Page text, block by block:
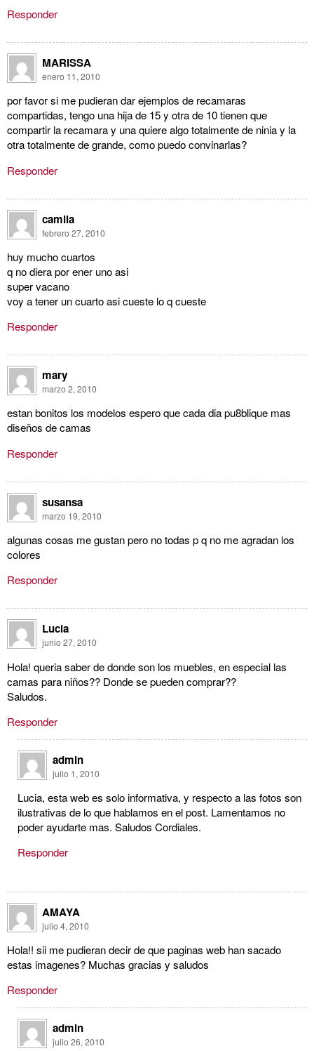
Responder
MARISSA
enero 11, 2010
por favor si me pudieran dar ejemplos de recamaras
compartidas, tengo una hija de 15 y otra de 10 tienen que
compartir la recamara y una quiere algo totalmente de ninia y la
otra totalmente de grande, como puedo convinarlas?
Responder
camila
febrero 27, 2010
huy mucho cuartos
q no diera por ener uno asi
super vacano
voy a tener un cuarto asi cueste lo q cueste
Responder
mary
marzo 2, 2010
estan bonitos los modelos espero que cada dia pu8blique mas
diseños de camas
Responder
susansa
marzo 19, 2010
algunas cosas me gustan pero no todas p q no me agradan los
colores
Responder
Lucia
junio 27, 2010
Hola! queria saber de donde son los muebles, en especial las
camas para niños?? Donde se pueden comprar??
Saludos.
Responder
admin
julio 1, 2010
Lucia, esta web es solo informativa, y respecto a las fotos son
ilustrativas de lo que hablamos en el post. Lamentamos no
poder ayudarte mas. Saludos Cordiales.
Responder
AMAYA
julio 4, 2010
Hola!! sii me pudieran decir de que paginas web han sacado
estas imagenes? Muchas gracias y saludos
Responder
admin
julio 26, 2010